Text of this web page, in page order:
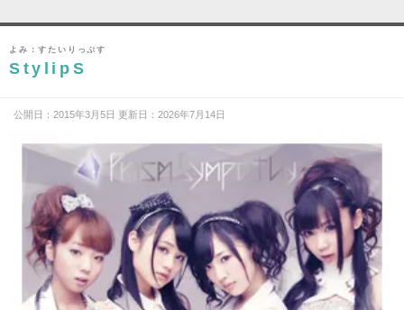
よみ：すたいりっぷす
StylipS
公開日：2015年3月5日 更新日：2026年7月14日